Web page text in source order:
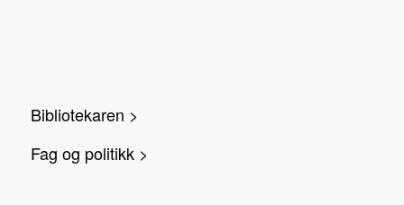
Bibliotekaren >
Fag og politikk >